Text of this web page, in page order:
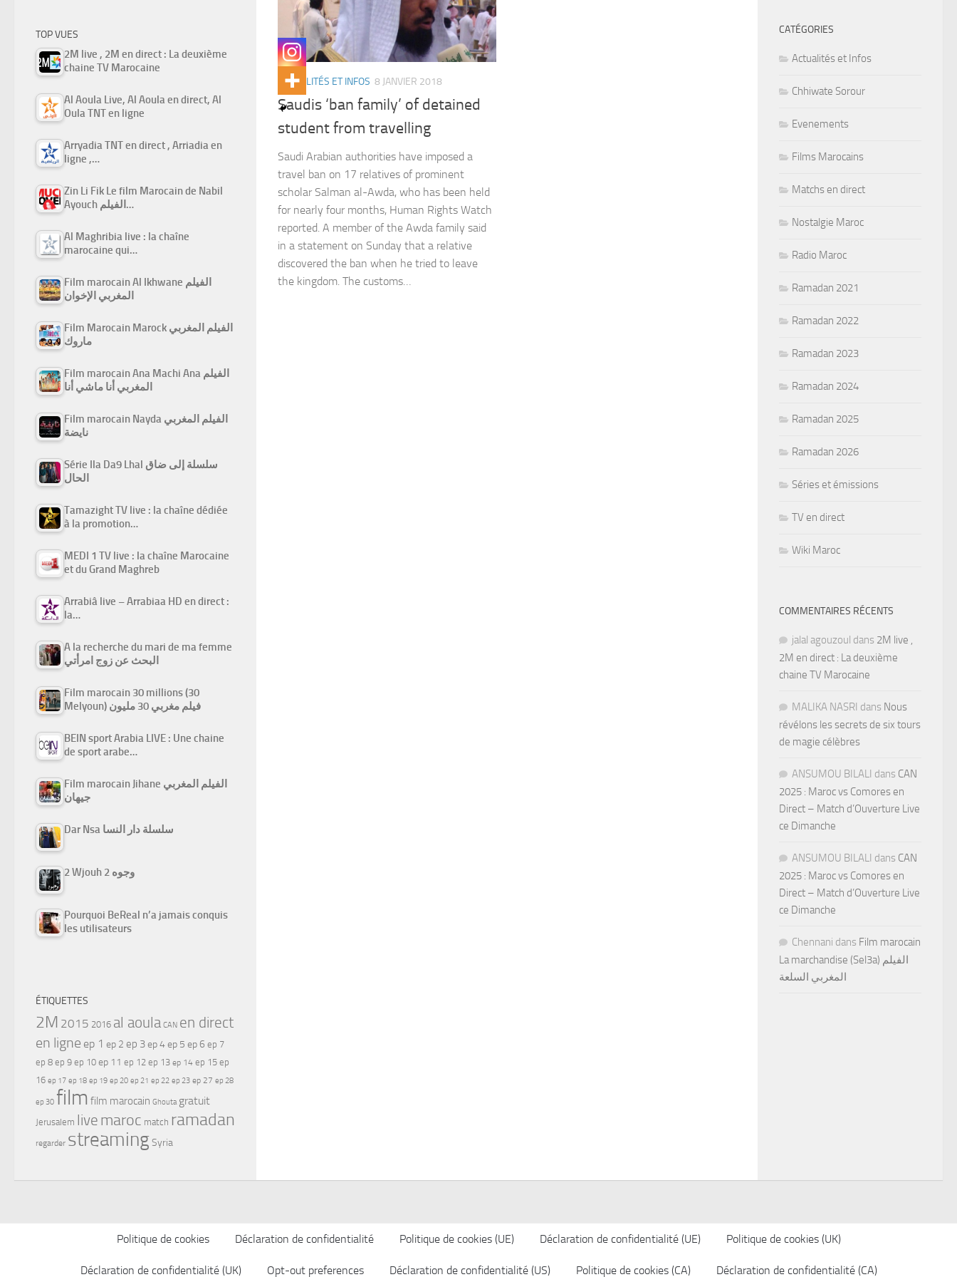
ACTUALITÉS ET INFOS 8 JANVIER 2018
Saudis ‘ban family’ of detained
student from travelling
Saudi Arabian authorities have imposed a
travel ban on 17 relatives of prominent
scholar Salman al-Awda, who has been held
for nearly four months, Human Rights Watch
reported. A member of the Awda family said
in a statement on Sunday that a relative
discovered the ban when he tried to leave
the kingdom. The customs…
TOP VUES
2M live , 2M en direct : La deuxième
chaine TV Marocaine
Al Aoula Live, Al Aoula en direct, Al
Oula TNT en ligne
Arryadia TNT en direct , Arriadia en
ligne ,…
Zin Li Fik Le film Marocain de Nabil
Ayouch الفيلم…
Al Maghribia live : la chaîne
marocaine qui…
Film marocain Al Ikhwane الفيلم
المغربي الإخوان
Film Marocain Marock الفيلم المغربي
ماروك
Film marocain Ana Machi Ana الفيلم
المغربي أنا ماشي أنا
Film marocain Nayda الفيلم المغربي
نايضة
Série Ila Da9 Lhal سلسلة إلى ضاق
الحال
Tamazight TV live : la chaîne dédiée
à la promotion…
MEDI 1 TV live : la chaîne Marocaine
et du Grand Maghreb
Arrabiâ live – Arrabiaa HD en direct :
la…
A la recherche du mari de ma femme
البحث عن زوج امرأتي
Film marocain 30 millions (30
Melyoun) فيلم مغربي 30 مليون
BEIN sport Arabia LIVE : Une chaine
de sport arabe…
Film marocain Jihane الفيلم المغربي
جيهان
Dar Nsa سلسلة دار النسا
2 Wjouh 2 وجوه
Pourquoi BeReal n’a jamais conquis
les utilisateurs
ÉTIQUETTES
2M 2015 2016 al aoula CAN en direct
en ligne ep 1 ep 2 ep 3ep 4ep 5 ep 6 ep 7
ep 8 ep 9 ep 10 ep 11 ep 12 ep 13 ep 14 ep 15 ep
16 ep 17 ep 18 ep 19 ep 20 ep 21 ep 22 ep 23 ep 27 ep 28
ep 30 film film marocain Ghouta gratuit
Jerusalem live maroc match ramadan
regarder streamingSyria
CATÉGORIES
Actualités et Infos
Chhiwate Sorour
Evenements
Films Marocains
Matchs en direct
Nostalgie Maroc
Radio Maroc
Ramadan 2021
Ramadan 2022
Ramadan 2023
Ramadan 2024
Ramadan 2025
Ramadan 2026
Séries et émissions
TV en direct
Wiki Maroc
COMMENTAIRES RÉCENTS
jalal agouzoul dans 2M live ,
2M en direct : La deuxième
chaine TV Marocaine
MALIKA NASRI dans Nous
révélons les secrets de six tours
de magie célèbres
ANSUMOU BILALI dans CAN
2025 : Maroc vs Comores en
Direct – Match d’Ouverture Live
ce Dimanche
ANSUMOU BILALI dans CAN
2025 : Maroc vs Comores en
Direct – Match d’Ouverture Live
ce Dimanche
Chennani dans Film marocain
La marchandise (Sel3a) الفيلم
المغربي السلعة
Politique de cookies Déclaration de confidentialité Politique de cookies (UE) Déclaration de confidentialité (UE) Politique de cookies (UK)
Déclaration de confidentialité (UK) Opt-out preferences Déclaration de confidentialité (US) Politique de cookies (CA) Déclaration de confidentialité (CA)